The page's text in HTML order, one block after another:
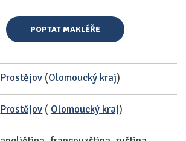
POPTAT MAKLÉŘE
Prostějov (Olomoucký kraj)
Prostějov ( Olomoucký kraj)